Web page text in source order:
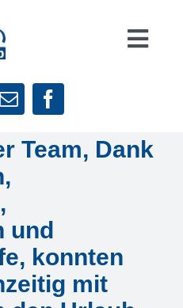
Team, Dank
und
konnten
mit